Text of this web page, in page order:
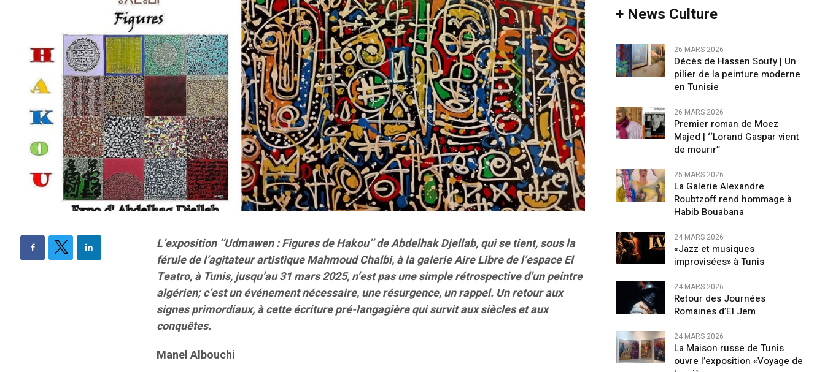
L’exposition ‘‘Udmawen : Figures de Hakou’’ de Abdelhak Djellab, qui se tient, sous la
férule de l’agitateur artistique Mahmoud Chalbi, à la galerie Aire Libre de l’espace El
Teatro, à Tunis, jusqu’au 31 mars 2025, n’est pas une simple rétrospective d’un peintre
algérien; c’est un événement nécessaire, une résurgence, un rappel. Un retour aux
signes primordiaux, à cette écriture pré-langagière qui survit aux siècles et aux
conquêtes.
Manel Albouchi
+ News Culture
26 MARS 2026
Décès de Hassen Soufy | Un
pilier de la peinture moderne
en Tunisie
26 MARS 2026
Premier roman de Moez
Majed | ‘‘Lorand Gaspar vient
de mourir’’
25 MARS 2026
La Galerie Alexandre
Roubtzoff rend hommage à
Habib Bouabana
24 MARS 2026
«Jazz et musiques
improvisées» à Tunis
24 MARS 2026
Retour des Journées
Romaines d’El Jem
24 MARS 2026
La Maison russe de Tunis
ouvre l’exposition «Voyage de